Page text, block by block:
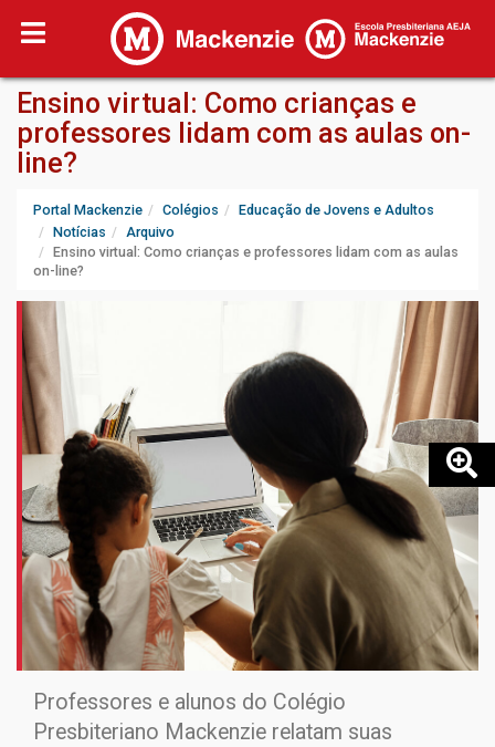
Ensino virtual: Como crianças e
professores lidam com as aulas on-
line?
Portal Mackenzie Colégios
Educação de Jovens e Adultos
Notícias
Arquivo
Ensino virtual: Como crianças e professores lidam com as aulas
on-line?
Professores e alunos do Colégio
Presbiteriano Mackenzie relatam suas